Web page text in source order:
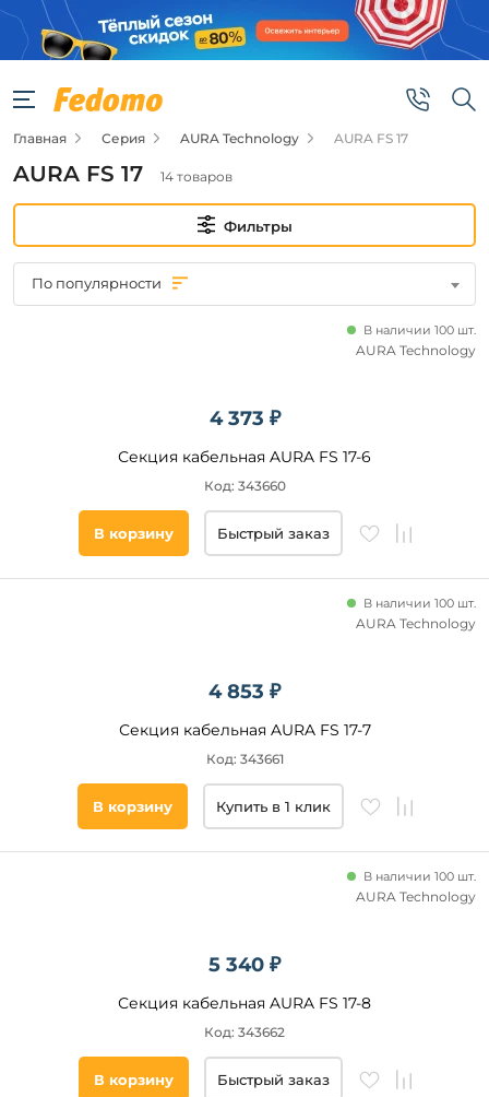
Фильтры
Цена
от
Подобрать
товары
Главная Серия AURA Technology AURA FS 17
AURA FS 17 14 товаров
Фильтры
По популярности
4 373 ₽
Секция кабельная AURA FS 17-6
В наличии 100 шт.
Код: 343660
AURA Technology
В корзину Быстрый заказ
4 853 ₽
Секция кабельная AURA FS 17-7
В наличии 100 шт.
Код: 343661
AURA Technology
В корзину Купить в 1 клик
5 340 ₽
Секция кабельная AURA FS 17-8
В наличии 100 шт.
Код: 343662
AURA Technology
В корзину Быстрый заказ